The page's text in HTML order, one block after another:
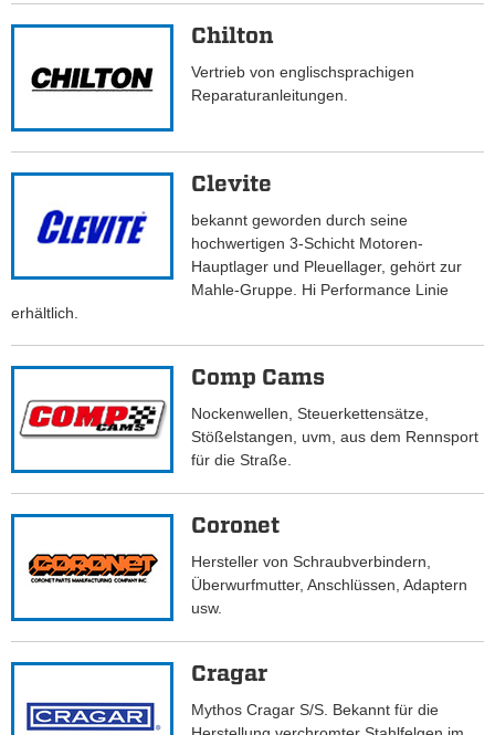
Chilton
Vertrieb von englischsprachigen
Reparaturanleitungen.
Clevite
bekannt geworden durch seine
hochwertigen 3-Schicht Motoren-
Hauptlager und Pleuellager, gehört zur
Mahle-Gruppe. Hi Performance Linie
erhältlich.
Comp Cams
Nockenwellen, Steuerkettensätze,
Stößelstangen, uvm, aus dem Rennsport
für die Straße.
Coronet
Hersteller von Schraubverbindern,
Überwurfmutter, Anschlüssen, Adaptern
usw.
Cragar
Mythos Cragar S/S. Bekannt für die